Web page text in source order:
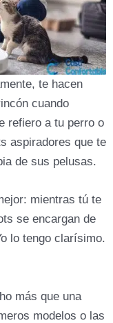
te hacen
cuando
refiero a tu perro o
aspiradores que te
de sus pelusas.
mientras tú te
se encargan de
lo tengo clarísimo.
más que una
modelos o las